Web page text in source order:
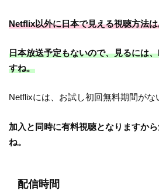
Netflix以外に日本で見える視聴方法
日本放送予定もないので、見るには
すね。
Netflixには、お試し初回無料期間がな
加入と同時に有料視聴となりますか
ね。
配信時間